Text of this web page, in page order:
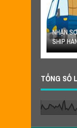
NHẬN
SHIP
TỔNG SỐ